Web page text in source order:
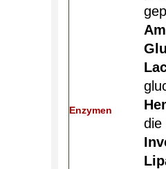
Enzymen
die